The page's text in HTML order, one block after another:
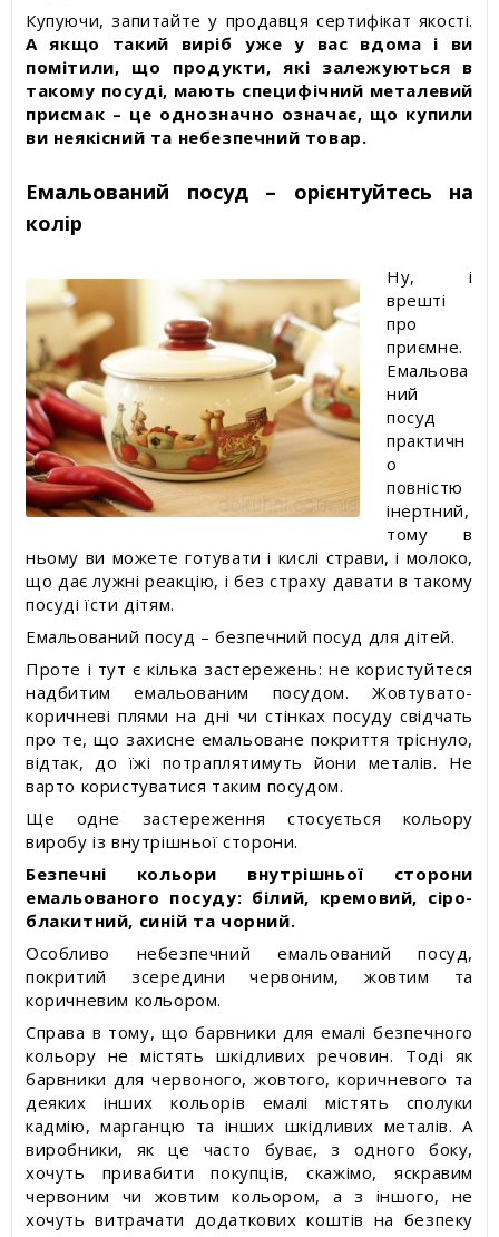
Купуючи, запитайте у продавця сертифікат якості.
А якщо такий виріб уже у вас вдома і ви
помітили, що продукти, які залежуються в
такому посуді, мають специфічний металевий
присмак – це однозначно означає, що купили
ви неякісний та небезпечний товар.
Емальований посуд – орієнтуйтесь на
колір
Ну, і
врешті
про
приємне.
Емальова
ний
посуд
практичн
о
повністю
інертний,
тому в
ньому ви можете готувати і кислі страви, і молоко,
що дає лужні реакцію, і без страху давати в такому
посуді їсти дітям.
Емальований посуд – безпечний посуд для дітей.
Проте і тут є кілька застережень: не користуйтеся
надбитим емальованим посудом. Жовтувато-
коричневі плями на дні чи стінках посуду свідчать
про те, що захисне емальоване покриття тріснуло,
відтак, до їжі потраплятимуть йони металів. Не
варто користуватися таким посудом.
Ще одне застереження стосується кольору
виробу із внутрішньої сторони.
Безпечні кольори внутрішньої сторони
емальованого посуду: білий, кремовий, сіро-
блакитний, синій та чорний.
Особливо небезпечний емальований посуд,
покритий зсередини червоним, жовтим та
коричневим кольором.
Справа в тому, що барвники для емалі безпечного
кольору не містять шкідливих речовин. Тоді як
барвники для червоного, жовтого, коричневого та
деяких інших кольорів емалі містять сполуки
кадмію, марганцю та інших шкідливих металів. А
виробники, як це часто буває, з одного боку,
хочуть привабити покупців, скажімо, яскравим
червоним чи жовтим кольором, а з іншого, не
хочуть витрачати додаткових коштів на безпеку